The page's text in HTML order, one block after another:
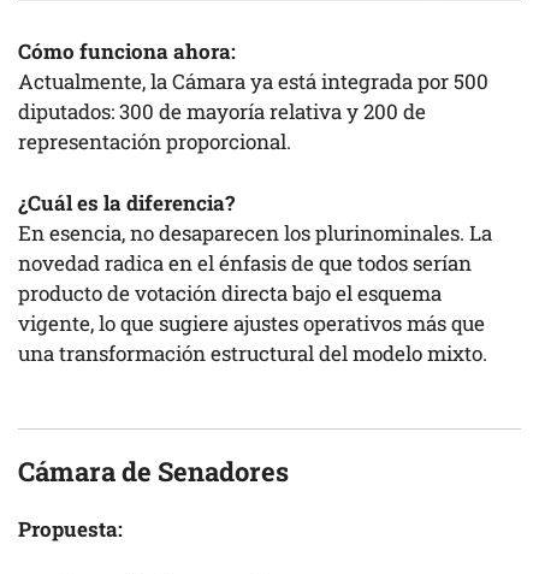
Cómo funciona ahora:
Actualmente, la Cámara ya está integrada por 500
diputados: 300 de mayoría relativa y 200 de
representación proporcional.
¿Cuál es la diferencia?
En esencia, no desaparecen los plurinominales. La
novedad radica en el énfasis de que todos serían
producto de votación directa bajo el esquema
vigente, lo que sugiere ajustes operativos más que
una transformación estructural del modelo mixto.
Cámara de Senadores
Propuesta: